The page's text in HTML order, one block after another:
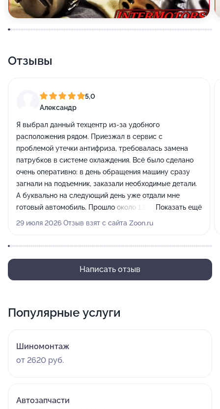
Отзывы
5,0
Александр
Я выбрал данный техцентр из-за удобного
расположения рядом. Приезжал в сервис с
проблемой утечки антифриза, требовалась замена
патрубков в системе охлаждения. Всё было сделано
очень оперативно: в день обращения машину сразу
загнали на подъемник, заказали необходимые детали.
А буквально на следующий день уже отдали мне
готовый автомобиль. Прошло около 1,5 недель, езжу
без проблем, пока никаких нареканий по качеству
Показать ещё
29 июля 2026 Отзыв взят с сайта Zoon.ru
Написать отзыв
Популярные услуги
Шиномонтаж
от 2620 руб.
Автозапчасти